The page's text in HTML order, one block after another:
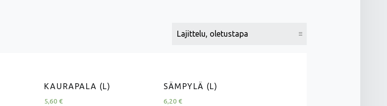
KAURAPALA (L)
5,60 €
SÄMPYLÄ (L)
6,20 €